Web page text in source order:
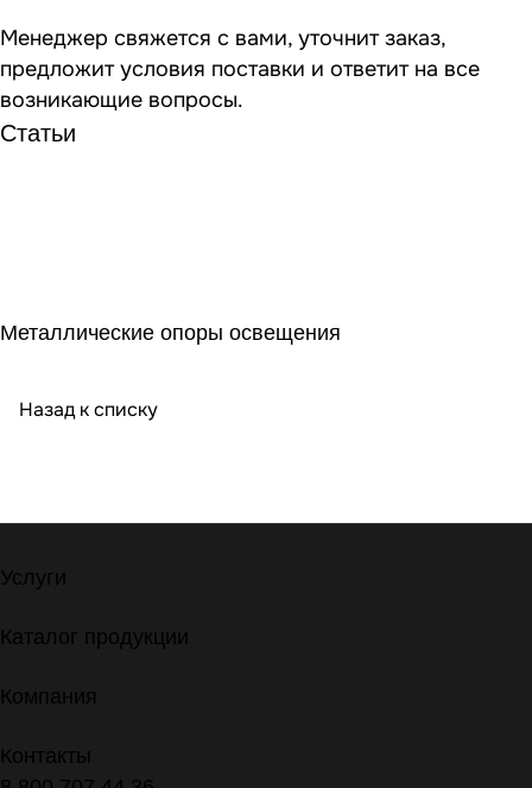
Менеджер свяжется с вами, уточнит заказ,
предложит условия поставки и ответит на все
возникающие вопросы.
Статьи
Металлические опоры освещения
Назад к списку
Услуги
Каталог продукции
Компания
Контакты